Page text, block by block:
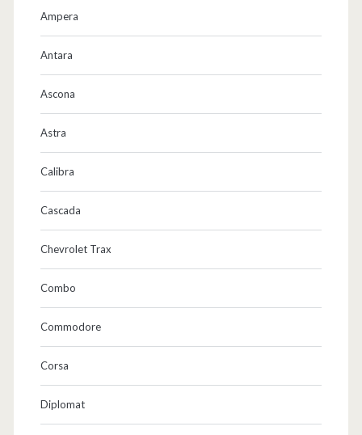
Ampera
Antara
Ascona
Astra
Calibra
Cascada
Chevrolet Trax
Combo
Commodore
Corsa
Diplomat